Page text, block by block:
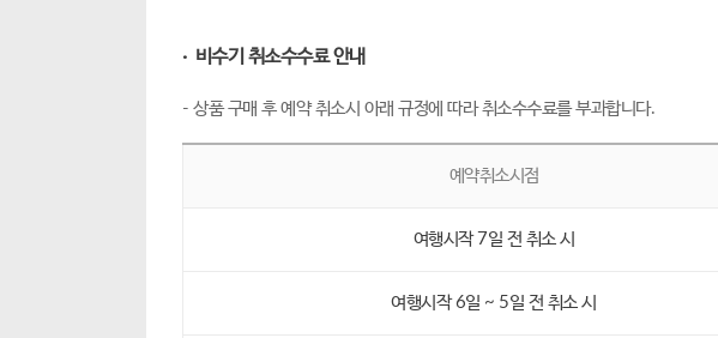
· 비수기 취소수수료 안내
- 상품 구매 후 예약 취소시 아래 규정에 따라 취소수수료를 부과합니다.
예약취소시점
여행시작 7일 전 취소 시
여행시작 6일 ~ 5일 전 취소 시